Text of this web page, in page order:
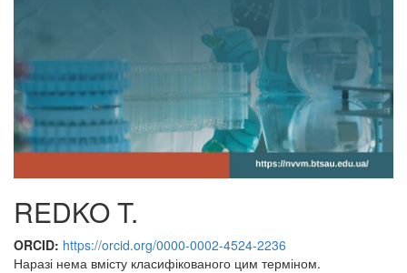
REDKO T.
ORCID: https://orcid.org/0000-0002-4524-2236
Наразі нема вмісту класифікованого цим терміном.